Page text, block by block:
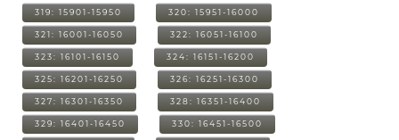
319: 15901-15950 320: 15951-16000
321: 16001-16050 322: 16051-16100
323: 16101-16150 324: 16151-16200
325: 16201-16250 326: 16251-16300
327: 16301-16350 328: 16351-16400
329: 16401-16450 330: 16451-16500